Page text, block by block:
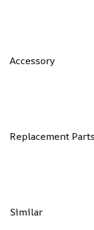
Accessory
Replacement Parts
Similar